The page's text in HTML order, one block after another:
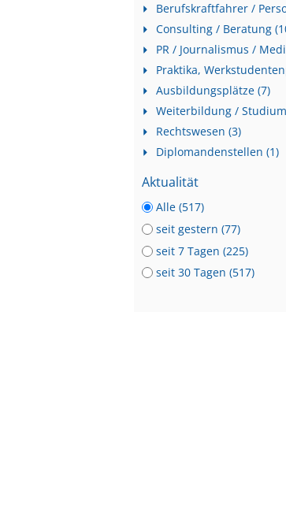
Consulting / Beratung
Praktika,
Ausbildungsplätze (7)
Rechtswesen (3)
Diplomandenstellen (1)
Aktualität
Alle (517)
seit gestern (77)
seit 7 Tagen (225)
seit 30 Tagen (517)